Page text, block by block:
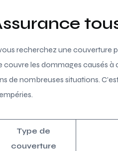
recherchez une couverture
couvre les dommages causés à
de nombreuses situations.
Type de
couverture